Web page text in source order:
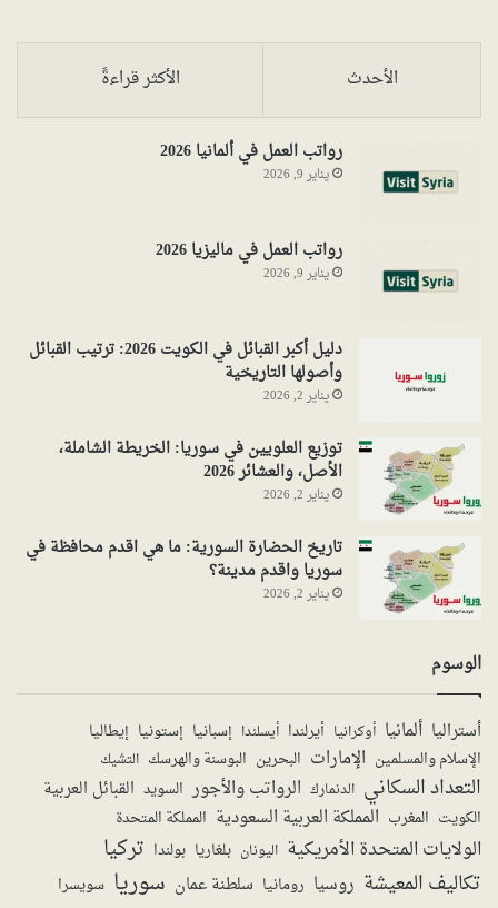
الأحدث الأكثر قراءةً
رواتب العمل في ألمانيا 2026
يناير 9, 2026
رواتب العمل في ماليزيا 2026
يناير 9, 2026
دليل أكبر القبائل في الكويت 2026: ترتيب القبائل
وأصولها التاريخية
يناير 2, 2026
توزيع العلويين في سوريا: الخريطة الشاملة،
الأصل، والعشائر 2026
يناير 2, 2026
تاريخ الحضارة السورية: ما هي اقدم محافظة في
سوريا واقدم مدينة؟
يناير 2, 2026
الوسوم
أستراليا ألمانيا أوكرانيا أيرلندا أيسلندا إسبانيا إستونيا إيطاليا
الإسلام والمسلمين الإمارات البحرين البوسنة والهرسك التشيك
التعداد السكاني الدنمارك الرواتب والأجور السويد القبائل العربية
الكويت المغرب المملكة العربية السعودية المملكة المتحدة
الولايات المتحدة الأمريكية اليونان بلغاريا بولندا تركيا
تكاليف المعيشة روسيا رومانيا سلطنة عمان سوريا سويسرا